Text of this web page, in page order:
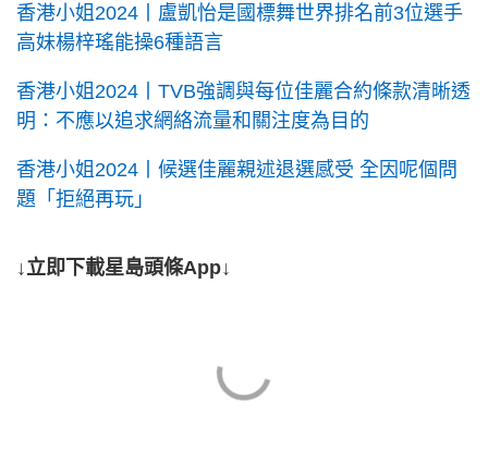
香港小姐2024丨盧凱怡是國標舞世界排名前3位選手
高妹楊梓瑤能操6種語言
香港小姐2024丨TVB強調與每位佳麗合約條款清晰透
明：不應以追求網絡流量和關注度為目的
香港小姐2024丨候選佳麗親述退選感受 全因呢個問
題「拒絕再玩」
↓立即下載星島頭條App↓